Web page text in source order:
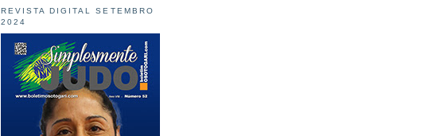
REVISTA DIGITAL SETEMBRO
2024